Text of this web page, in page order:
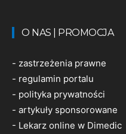
O NAS | PROMOCJA
- zastrzeżenia prawne
- regulamin portalu
- polityka prywatności
- artykuły sponsorowane
- Lekarz online w Dimedic